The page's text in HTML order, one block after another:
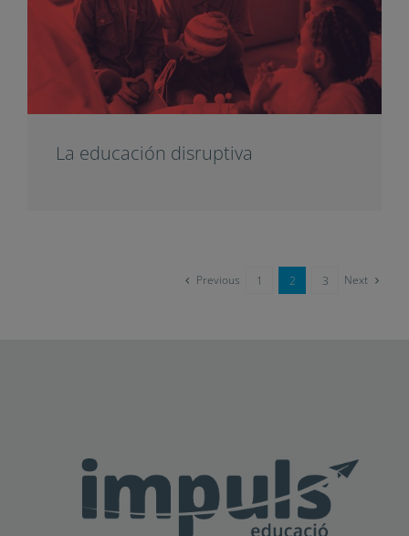
La educación disruptiva
Previous 1 2 3 Next